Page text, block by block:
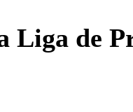
Liga de